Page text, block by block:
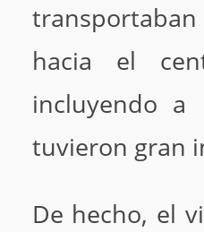
hacia el
incluyendo a
tuvieron gran
De hecho, el